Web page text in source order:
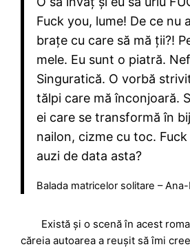
Fuck you, lume! De ce nu
brațe cu care să mă ții?!
mele. Eu sunt o piatră.
Singuratică. O vorbă
tălpi care mă înconjoară.
ei care se transformă în
nailon, cizme cu toc.
auzi de data asta?
Balada matricelor solitare –
Există și o scenă în acest
căreia autoarea a reușit să îmi